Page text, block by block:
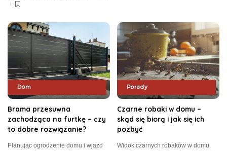
Dom
Brama przesuwna
zachodząca na furtkę – czy
to dobre rozwiązanie?
Planując ogrodzenie domu i wjazd
Porady
Czarne robaki w domu –
skąd się biorą i jak się ich
pozbyć
Widok czarnych robaków w domu